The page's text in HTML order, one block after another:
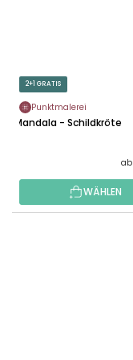
2+1 GRATIS
Punktmalerei
Mandala - Schildkröte
ab
WÄHLEN